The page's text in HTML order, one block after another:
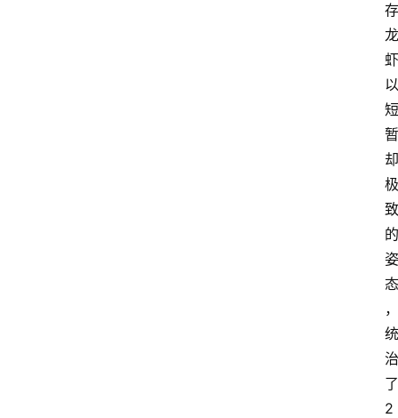
存
龙
虾
以
短
暂
却
极
致
的
姿
态
，
统
治
了
2